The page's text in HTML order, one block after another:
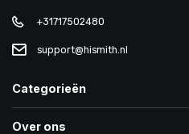
+31717502480
support@hismith.nl
Categorieën
Over ons